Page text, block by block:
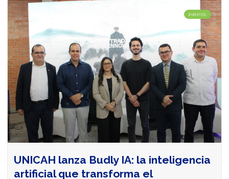
EVENTOS
UNICAH lanza Budly IA: la inteligencia
artificial que transforma el